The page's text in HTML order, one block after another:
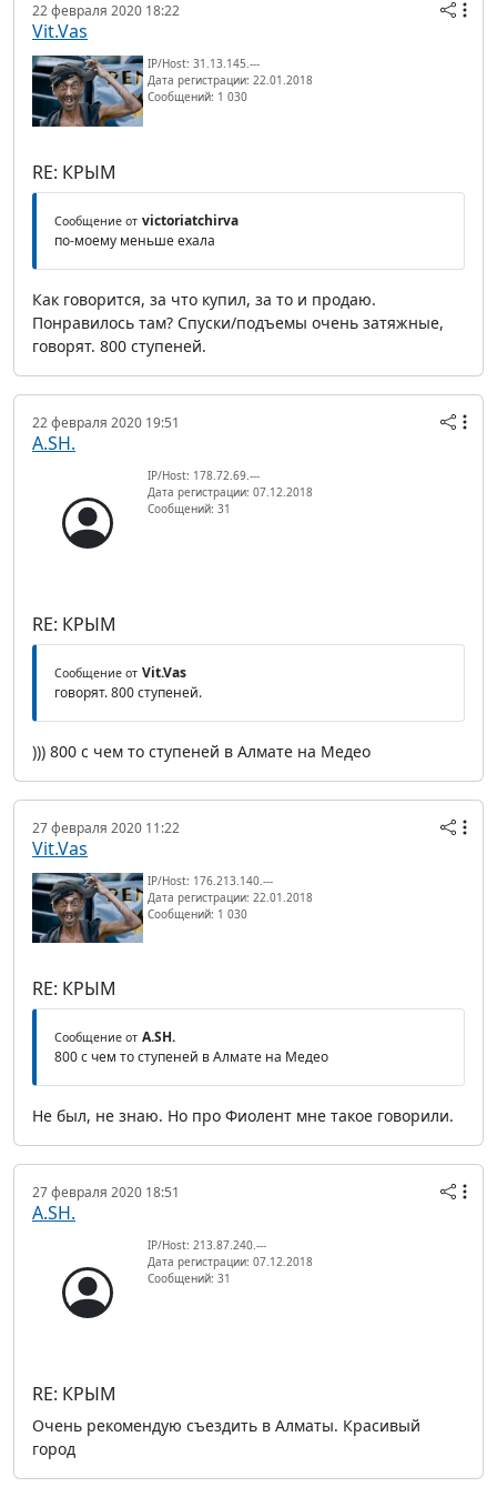
22 февраля 2020 18:22
Vit.Vas
IP/Host: 31.13.145.---
Дата регистрации: 22.01.2018
Сообщений: 1 030
RE: КРЫМ
Сообщение от victoriatchirva
по-моему меньше ехала
Как говорится, за что купил, за то и продаю.
Понравилось там? Спуски/подъемы очень затяжные,
говорят. 800 ступеней.
22 февраля 2020 19:51
A.SH.
IP/Host: 178.72.69.---
Дата регистрации: 07.12.2018
Сообщений: 31
RE: КРЫМ
Сообщение от Vit.Vas
говорят. 800 ступеней.
))) 800 с чем то ступеней в Алмате на Медео
27 февраля 2020 11:22
Vit.Vas
IP/Host: 176.213.140.---
Дата регистрации: 22.01.2018
Сообщений: 1 030
RE: КРЫМ
Сообщение от A.SH.
800 с чем то ступеней в Алмате на Медео
Не был, не знаю. Но про Фиолент мне такое говорили.
27 февраля 2020 18:51
A.SH.
IP/Host: 213.87.240.---
Дата регистрации: 07.12.2018
Сообщений: 31
RE: КРЫМ
Очень рекомендую съездить в Алматы. Красивый
город